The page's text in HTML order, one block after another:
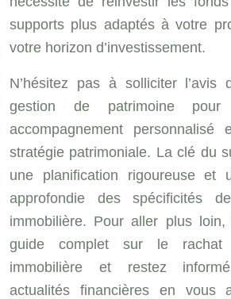
supports plus adaptés à votre
votre horizon d’investissement.
N’hésitez pas à solliciter l’avis
gestion de patrimoine pour
accompagnement personnalisé
stratégie patrimoniale. La clé du
une planification rigoureuse et
approfondie des spécificités
immobilière. Pour aller plus loin,
guide complet sur le rachat
immobilière et restez
actualités financières en vous